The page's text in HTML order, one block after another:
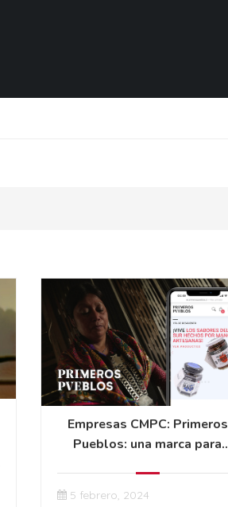
Empresas CMPC: Primeros
Pueblos: una marca para
5 febrero, 2024